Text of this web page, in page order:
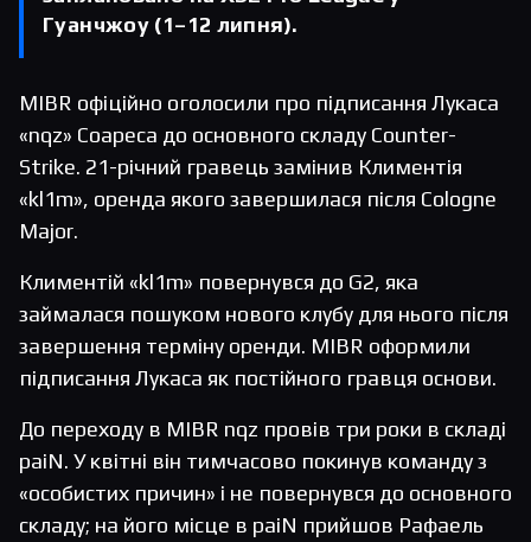
Гуанчжоу (1–12 липня).
MIBR офіційно оголосили про підписання Лукаса
«nqz» Соареса до основного складу Counter-
Strike. 21-річний гравець замінив Климентія
«kl1m», оренда якого завершилася після Cologne
Major.
Климентій «kl1m» повернувся до G2, яка
займалася пошуком нового клубу для нього після
завершення терміну оренди. MIBR оформили
підписання Лукаса як постійного гравця основи.
До переходу в MIBR nqz провів три роки в складі
paiN. У квітні він тимчасово покинув команду з
«особистих причин» і не повернувся до основного
складу; на його місце в paiN прийшов Рафаель